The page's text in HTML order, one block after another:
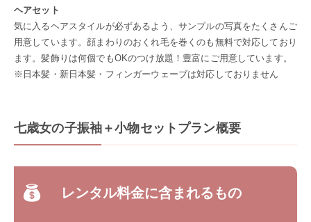
ヘアセット
気に入るヘアスタイルが必ずあるよう、サンプルの写真をたくさんご
用意しています。顔まわりのおくれ毛を巻くのも無料で対応しており
ます。髪飾りは何個でもOKのつけ放題！豊富にご用意しています。
※日本髪・新日本髪・フィンガーウェーブは対応しておりません
七歳女の子振袖＋小物セットプラン概要
レンタル料金に含まれるもの